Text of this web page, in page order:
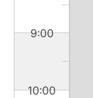
9:00
10:00